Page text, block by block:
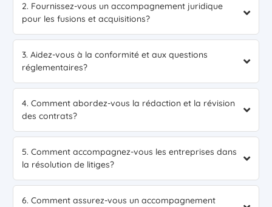
2. Fournissez-vous un accompagnement juridique
pour les fusions et acquisitions?
3. Aidez-vous à la conformité et aux questions
réglementaires?
4. Comment abordez-vous la rédaction et la révision
des contrats?
5. Comment accompagnez-vous les entreprises dans
la résolution de litiges?
6. Comment assurez-vous un accompagnement